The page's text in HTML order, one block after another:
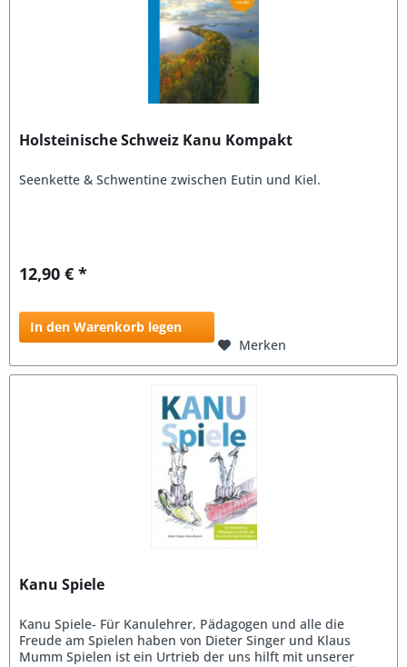
Holsteinische Schweiz Kanu Kompakt
Seenkette & Schwentine zwischen Eutin und Kiel.
12,90 € *
In den Warenkorb legen
Merken
Kanu Spiele
Kanu Spiele- Für Kanulehrer, Pädagogen und alle die
Freude am Spielen haben von Dieter Singer und Klaus
Mumm Spielen ist ein Urtrieb der uns hilft mit unserer